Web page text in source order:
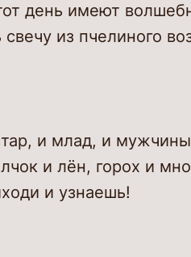
день имеют
из пчелиного
и млад, и
и лён, горох и
и узнаешь!